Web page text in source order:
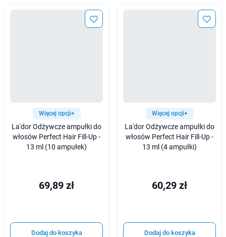
Więcej opcji+
La'dor Odżywcze ampułki do
włosów Perfect Hair Fill-Up -
13 ml (10 ampułek)
69,89 zł
Dodaj do koszyka
Więcej opcji+
La'dor Odżywcze ampułki do
włosów Perfect Hair Fill-Up -
13 ml (4 ampułki)
60,29 zł
Dodaj do koszyka